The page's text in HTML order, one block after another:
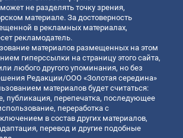
не разделять точку зрения,
материале. За достоверность
в рекламных материалах,
рекламодатель.
материалов размещенных на этом
гиперссылки на страницу этого сайта,
любого другого упоминания, но без
Редакции/ООО «Золотая середина»
материалов будет считаться:
публикация, перепечатка, последующее
переработка с
в состав других материалов,
перевод и другие подобные